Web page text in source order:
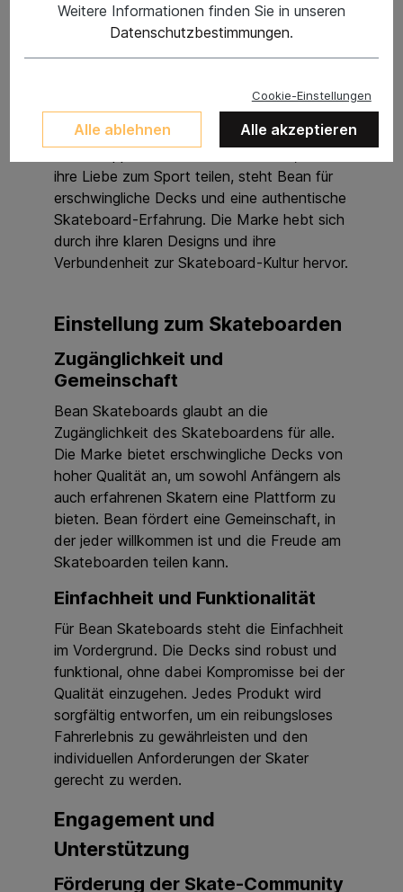
Über Bean Skateboards
Skateboardmarke, die für ihre Einfachheit,
Qualität und Leidenschaft für das
Skateboarden bekannt ist. Gegründet von
ihre Liebe zum Sport teilen, steht Bean für
erschwingliche Decks und eine authentische
Skateboard-Erfahrung. Die Marke hebt sich
durch ihre klaren Designs und ihre
Verbundenheit zur Skateboard-Kultur hervor.
Einstellung zum Skateboarden
Zugänglichkeit und
Gemeinschaft
Bean Skateboards glaubt an die
Zugänglichkeit des Skateboardens für alle.
Die Marke bietet erschwingliche Decks von
hoher Qualität an, um sowohl Anfängern als
auch erfahrenen Skatern eine Plattform zu
bieten. Bean fördert eine Gemeinschaft, in
der jeder willkommen ist und die Freude am
Skateboarden teilen kann.
Einfachheit und Funktionalität
Für Bean Skateboards steht die Einfachheit
im Vordergrund. Die Decks sind robust und
funktional, ohne dabei Kompromisse bei der
Qualität einzugehen. Jedes Produkt wird
sorgfältig entworfen, um ein reibungsloses
Fahrerlebnis zu gewährleisten und den
individuellen Anforderungen der Skater
gerecht zu werden.
Engagement und
Unterstützung
Förderung der Skate-Community
Weitere Informationen finden Sie in unseren
Datenschutzbestimmungen.
Cookie-Einstellungen
Alle ablehnen Alle akzeptieren